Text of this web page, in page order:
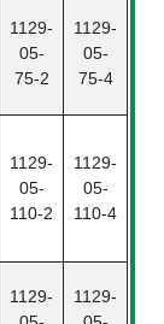
1129-
05-
75-2
1129-
05-
75-4
1129-
05-
110-2
1129-
05-
110-4
1129-
1129-